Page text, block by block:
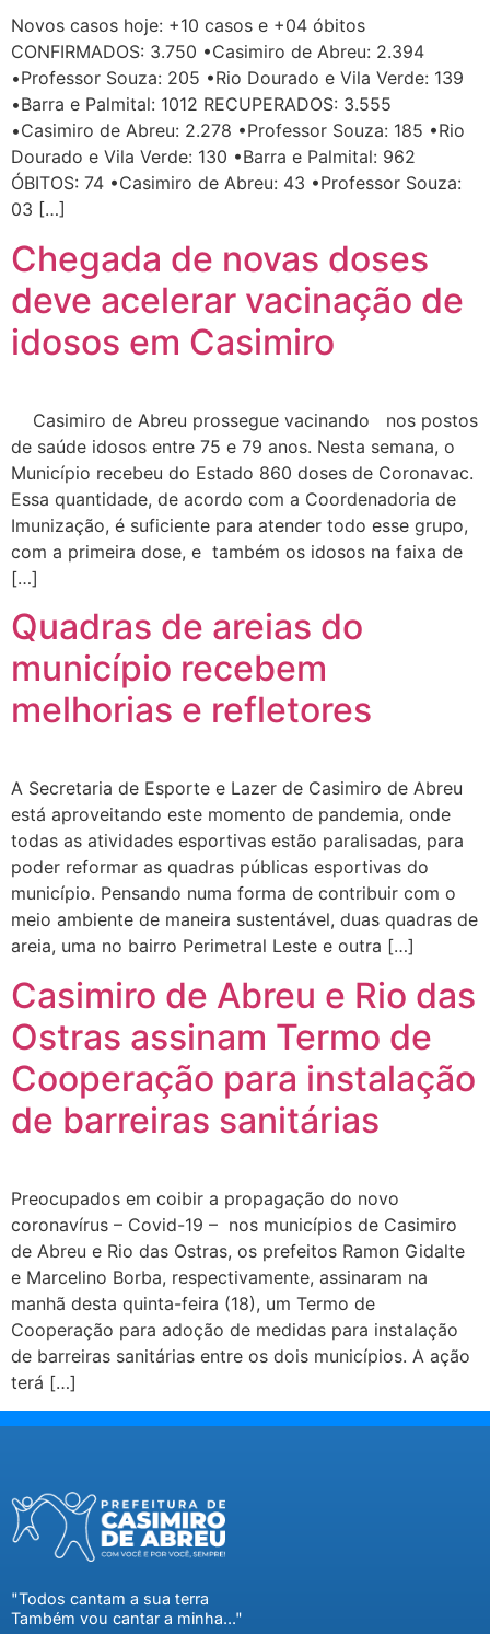
Novos casos hoje: +10 casos e +04 óbitos
CONFIRMADOS: 3.750 •Casimiro de Abreu: 2.394
•Professor Souza: 205 •Rio Dourado e Vila Verde: 139
•Barra e Palmital: 1012 RECUPERADOS: 3.555
•Casimiro de Abreu: 2.278 •Professor Souza: 185 •Rio
Dourado e Vila Verde: 130 •Barra e Palmital: 962
ÓBITOS: 74 •Casimiro de Abreu: 43 •Professor Souza:
03 […]
Chegada de novas doses
deve acelerar vacinação de
idosos em Casimiro
Casimiro de Abreu prossegue vacinando nos postos
de saúde idosos entre 75 e 79 anos. Nesta semana, o
Município recebeu do Estado 860 doses de Coronavac.
Essa quantidade, de acordo com a Coordenadoria de
Imunização, é suficiente para atender todo esse grupo,
com a primeira dose, e também os idosos na faixa de
[…]
Quadras de areias do
município recebem
melhorias e refletores
A Secretaria de Esporte e Lazer de Casimiro de Abreu
está aproveitando este momento de pandemia, onde
todas as atividades esportivas estão paralisadas, para
poder reformar as quadras públicas esportivas do
município. Pensando numa forma de contribuir com o
meio ambiente de maneira sustentável, duas quadras de
areia, uma no bairro Perimetral Leste e outra […]
Casimiro de Abreu e Rio das
Ostras assinam Termo de
Cooperação para instalação
de barreiras sanitárias
Preocupados em coibir a propagação do novo
coronavírus – Covid-19 – nos municípios de Casimiro
de Abreu e Rio das Ostras, os prefeitos Ramon Gidalte
e Marcelino Borba, respectivamente, assinaram na
manhã desta quinta-feira (18), um Termo de
Cooperação para adoção de medidas para instalação
de barreiras sanitárias entre os dois municípios. A ação
terá […]
"Todos cantam a sua terra
Também vou cantar a minha..."